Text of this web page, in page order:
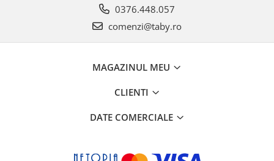
0376.448.057
comenzi@taby.ro
MAGAZINUL MEU
CLIENTI
DATE COMERCIALE